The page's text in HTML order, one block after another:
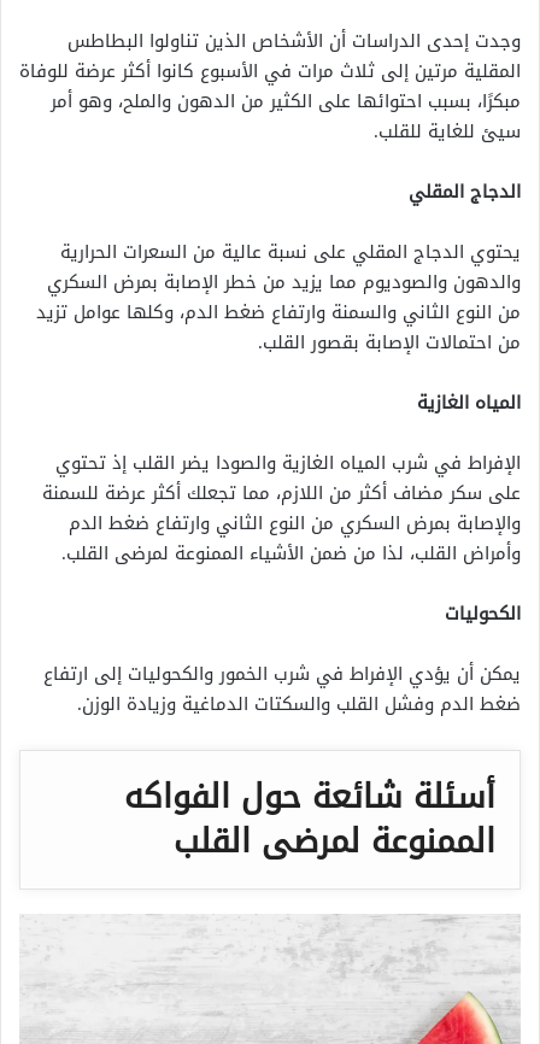
وجدت إحدى الدراسات أن الأشخاص الذين تناولوا البطاطس
المقلية مرتين إلى ثلاث مرات في الأسبوع كانوا أكثر عرضة للوفاة
مبكرًا، بسبب احتوائها على الكثير من الدهون والملح، وهو أمر
سيئ للغاية للقلب.
الدجاج المقلي
يحتوي الدجاج المقلي على نسبة عالية من السعرات الحرارية
والدهون والصوديوم مما يزيد من خطر الإصابة بمرض السكري
من النوع الثاني والسمنة وارتفاع ضغط الدم، وكلها عوامل تزيد
من احتمالات الإصابة بقصور القلب.
المياه الغازية
الإفراط في شرب المياه الغازية والصودا يضر القلب إذ تحتوي
على سكر مضاف أكثر من اللازم، مما تجعلك أكثر عرضة للسمنة
والإصابة بمرض السكري من النوع الثاني وارتفاع ضغط الدم
وأمراض القلب، لذا من ضمن الأشياء الممنوعة لمرضى القلب.
الكحوليات
يمكن أن يؤدي الإفراط في شرب الخمور والكحوليات إلى ارتفاع
ضغط الدم وفشل القلب والسكتات الدماغية وزيادة الوزن.
أسئلة شائعة حول الفواكه
الممنوعة لمرضى القلب